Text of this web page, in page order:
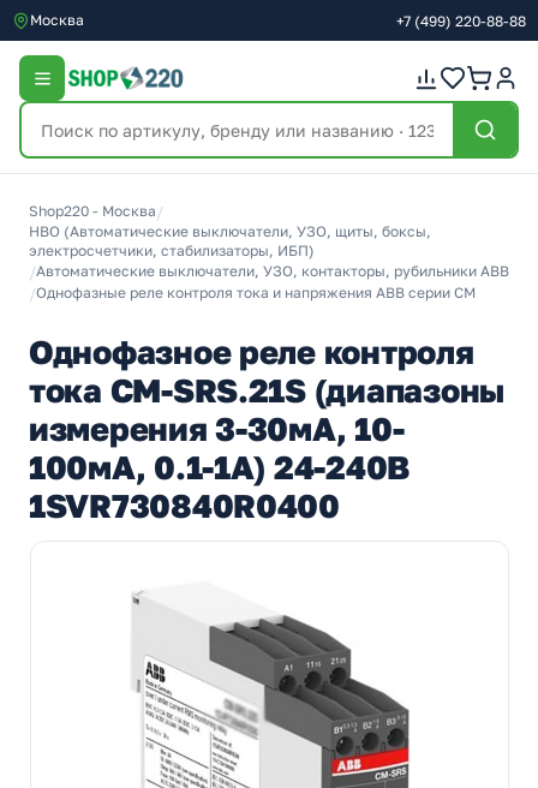
Москва +7 (499) 220-88-88
Shop220 - Москва /
НВО (Автоматические выключатели, УЗО, щиты, боксы,
электросчетчики, стабилизаторы, ИБП)
/Автоматические выключатели, УЗО, контакторы, рубильники ABB
/Однофазные реле контроля тока и напряжения ABB серии CM
Однофазное реле контроля
тока CM-SRS.21S (диапазоны
измерения 3-30мА, 10-
100мА, 0.1-1А) 24-240В
1SVR730840R0400